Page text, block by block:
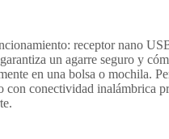
receptor nano
un agarre seguro y
en una bolsa o mochila.
conectividad inalámbrica